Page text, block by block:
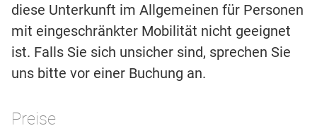
diese Unterkunft im Allgemeinen für Personen
mit eingeschränkter Mobilität nicht geeignet
ist. Falls Sie sich unsicher sind, sprechen Sie
uns bitte vor einer Buchung an.
Preise